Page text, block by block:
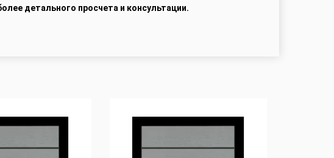
детального просчета и консультации.